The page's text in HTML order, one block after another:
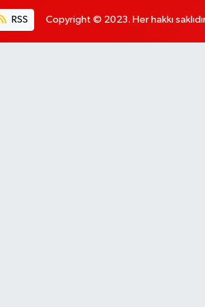
RSS Copyright © 2023. Her hakkı